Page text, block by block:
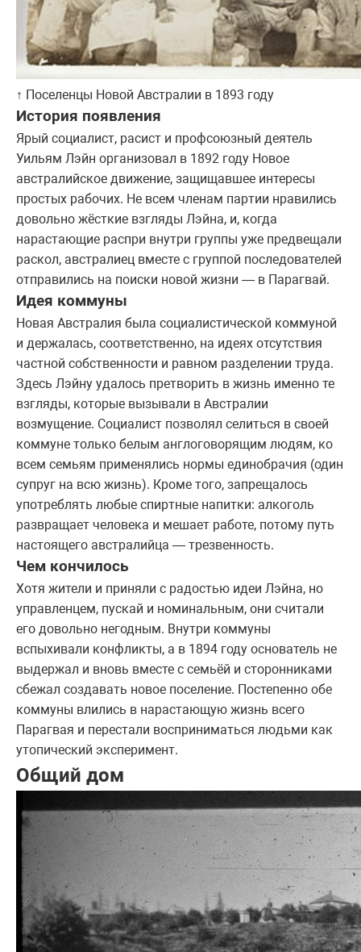
↑ Поселенцы Новой Австралии в 1893 году
История появления
Ярый социалист, расист и профсоюзный деятель
Уильям Лэйн организовал в 1892 году Новое
австралийское движение, защищавшее интересы
простых рабочих. Не всем членам партии нравились
довольно жёсткие взгляды Лэйна, и, когда
нарастающие распри внутри группы уже предвещали
раскол, австралиец вместе с группой последователей
отправились на поиски новой жизни — в Парагвай.
Идея коммуны
Новая Австралия была социалистической коммуной
и держалась, соответственно, на идеях отсутствия
частной собственности и равном разделении труда.
Здесь Лэйну удалось претворить в жизнь именно те
взгляды, которые вызывали в Австралии
возмущение. Социалист позволял селиться в своей
коммуне только белым англоговорящим людям, ко
всем семьям применялись нормы единобрачия (один
супруг на всю жизнь). Кроме того, запрещалось
употреблять любые спиртные напитки: алкоголь
развращает человека и мешает работе, потому путь
настоящего австралийца — трезвенность.
Чем кончилось
Хотя жители и приняли с радостью идеи Лэйна, но
управленцем, пускай и номинальным, они считали
его довольно негодным. Внутри коммуны
вспыхивали конфликты, а в 1894 году основатель не
выдержал и вновь вместе с семьёй и сторонниками
сбежал создавать новое поселение. Постепенно обе
коммуны влились в нарастающую жизнь всего
Парагвая и перестали восприниматься людьми как
утопический эксперимент.
Общий дом